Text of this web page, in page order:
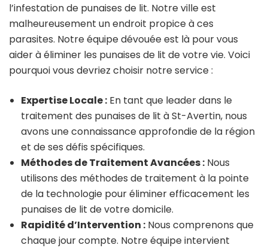
l’infestation de punaises de lit. Notre ville est
malheureusement un endroit propice à ces
parasites. Notre équipe dévouée est là pour vous
aider à éliminer les punaises de lit de votre vie. Voici
pourquoi vous devriez choisir notre service :
Expertise Locale : En tant que leader dans le
traitement des punaises de lit à St-Avertin, nous
avons une connaissance approfondie de la région
et de ses défis spécifiques.
Méthodes de Traitement Avancées : Nous
utilisons des méthodes de traitement à la pointe
de la technologie pour éliminer efficacement les
punaises de lit de votre domicile.
Rapidité d’Intervention : Nous comprenons que
chaque jour compte. Notre équipe intervient